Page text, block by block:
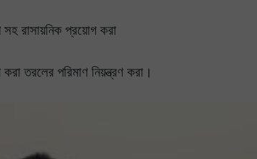
সহ রাসায়নিক প্রয়োগ করা
তরলের পরিমাণ নিয়ন্ত্রণ করা।